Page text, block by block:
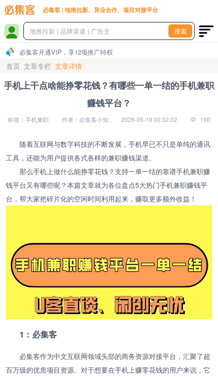
必集客 | 地推拉新、异业合作、项目对接平台
搜索
必集客开通VIP，享12项推广特权
首页 文章专栏 文章详情
手机上干点啥能挣零花钱？有哪些一单一结的手机兼职
赚钱平台？
标签：手机兼职 作者：必集客小知 2026-05-19 00:32:02 190
随着互联网与数字科技的不断发展，手机早已不只是单纯的通讯
工具，还能为用户提供各式各样的兼职赚钱渠道。
那么手机上做什么能挣零花钱？支持一单一结的靠谱手机兼职赚
钱平台又有哪些呢？本篇文章就为各位盘点5大热门手机兼职赚钱平
台，帮大家把碎片化的空闲时间利用起来，赚取更多额外收益！
1：必集客
必集客作为中文互联网领域头部的商务资源对接平台，汇聚了超
百万级的优质项目资源。对于想要在手机上赚零花钱的用户来说，它